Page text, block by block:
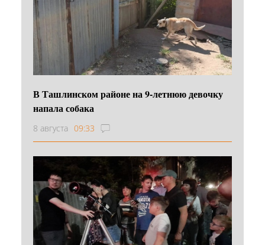
В Ташлинском районе на 9-летнюю девочку
напала собака
8 августа 09:33